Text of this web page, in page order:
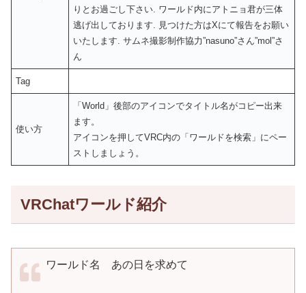
りとお過ごし下さい. ワールド内にアトニョ君が三体
逃げ出しております. 見つけた方はXにて報告をお願い
いたします. サムネ撮影制作協力”nasuno”さん”mol”さ
ん
Tag
使い方
「World」後部のアイコンでタイトル名がコピー出来
ます。
アイコンを押してVRC内の「ワールドを検索」にペー
ストしましょう。
VRChatワールド紹介
ワールド名 あの日を求めて